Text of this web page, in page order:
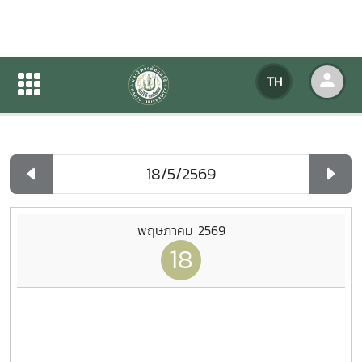
TH
ปฏิทินกิจกรรมของหน่วยงาน
ปฏิทินกิจกรรมของหน่วยงาน
พฤษภาคม 2569
18